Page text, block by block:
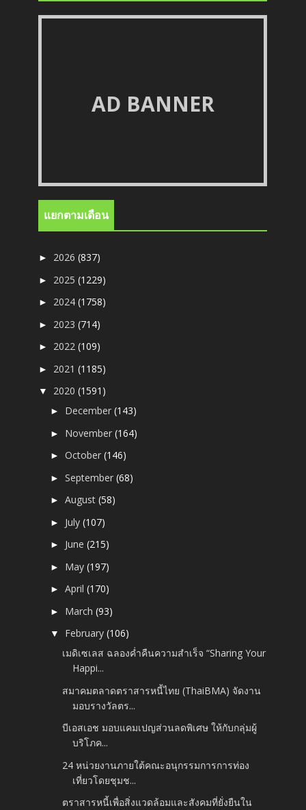
AD BANNER
แยกตามเดือน
► 2026(837)
► 2025(1229)
► 2024(1758)
► 2023(714)
► 2022(109)
► 2021(1185)
▼ 2020(1591)
► December(143)
► November(164)
►October(146)
►September(68)
►August(58)
► July(107)
► June(215)
► May(197)
►April(170)
► March(93)
▼ February(106)
เมดิเซเลส ฉลองค่ำคืนความสำเร็จ “Sharing Your
Happi...
สมาคมตลาดตราสารหนี้ไทย (ThaiBMA) จัดงาน
มอบรางวัลตร...
บีเอสเอช มอบแคมเปญส่วนลดพิเศษ ให้กับกลุ่มผู้
บริโภค...
24 หน่วยงานภายใต้คณะอนุกรรมการการท่อง
เที่ยวโดยชุมช...
ตราสารหนี้เพื่อสิ่งแวดล้อมและสังคมที่ยั่งยืนใน